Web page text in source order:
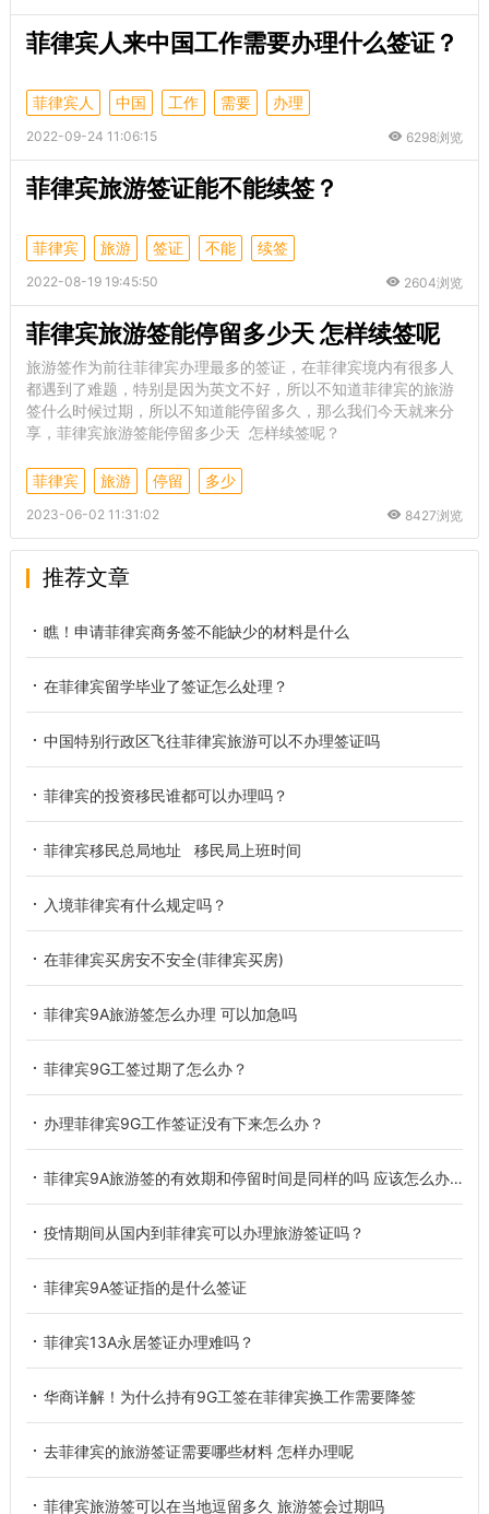
菲律宾人来中国工作需要办理什么签证？
菲律宾人 中国 工作 需要 办理
2022-09-24 11:06:15 6298浏览
菲律宾旅游签证能不能续签？
菲律宾 旅游 签证 不能 续签
2022-08-19 19:45:50 2604浏览
菲律宾旅游签能停留多少天 怎样续签呢
旅游签作为前往菲律宾办理最多的签证，在菲律宾境内有很多人
都遇到了难题，特别是因为英文不好，所以不知道菲律宾的旅游
签什么时候过期，所以不知道能停留多久，那么我们今天就来分
享，菲律宾旅游签能停留多少天 怎样续签呢？
菲律宾 旅游 停留 多少
2023-06-02 11:31:02 8427浏览
推荐文章
瞧！申请菲律宾商务签不能缺少的材料是什么
在菲律宾留学毕业了签证怎么处理？
中国特别行政区飞往菲律宾旅游可以不办理签证吗
菲律宾的投资移民谁都可以办理吗？
菲律宾移民总局地址 移民局上班时间
入境菲律宾有什么规定吗？
在菲律宾买房安不安全(菲律宾买房)
菲律宾9A旅游签怎么办理 可以加急吗
菲律宾9G工签过期了怎么办？
办理菲律宾9G工作签证没有下来怎么办？
菲律宾9A旅游签的有效期和停留时间是同样的吗 应该怎么办理呢
疫情期间从国内到菲律宾可以办理旅游签证吗？
菲律宾9A签证指的是什么签证
菲律宾13A永居签证办理难吗？
华商详解！为什么持有9G工签在菲律宾换工作需要降签
去菲律宾的旅游签证需要哪些材料 怎样办理呢
菲律宾旅游签可以在当地逗留多久 旅游签会过期吗